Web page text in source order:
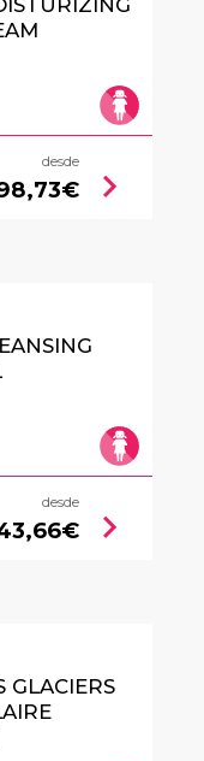
desde
chevron_right
desde
chevron_right
GLACIERS